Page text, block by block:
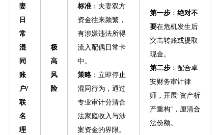
妻
日
常
混
同
账
户/
联
名
理
极
高
风
险
标准：夫妻双方
资金往来频繁，
有涉嫌违法所得
流入配偶日常卡
中。
策略：立即停止
混同行为，通过
专业审计分清合
法家庭收入与涉
案资金的界限。
第一步： 绝对不
要在危机发生后
突击转账或提取
现金。
第二步：配合卓
安财务审计律
师，开展“资产析
产重构”，厘清合
法份额。